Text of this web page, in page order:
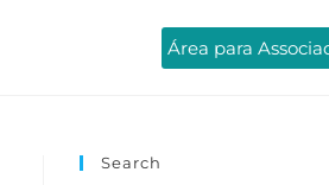
Área para
Search